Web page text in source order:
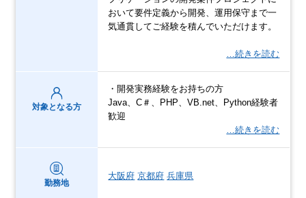
おいて要件定義から開発、運用保守まで一
気通貫してご経験を積んでいただけます。
…続きを読む
対象となる方
・開発実務経験をお持ちの方
Java、C＃、PHP、VB.net、Python経験者
歓迎
…続きを読む
勤務地
大阪府 京都府 兵庫県